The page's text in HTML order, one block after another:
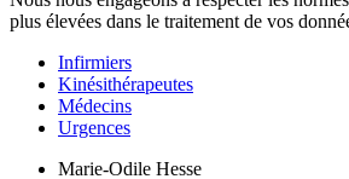
plus élevées dans le traitement de vos
Infirmiers
Kinésithérapeutes
Médecins
Urgences
Marie-Odile Hesse